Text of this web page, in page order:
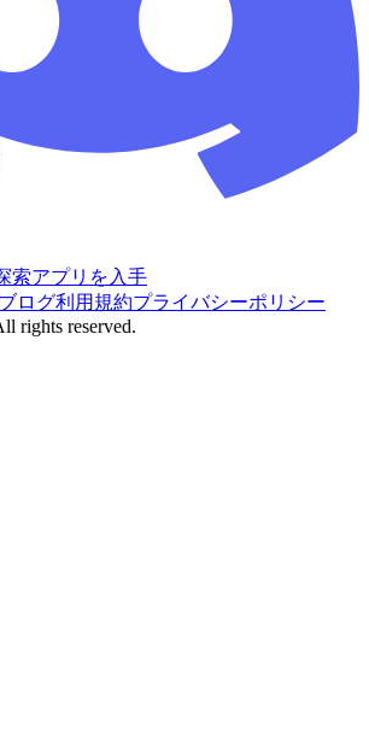
索アプリを入手
ログ利用規約プライバシーポリシー
rights reserved.